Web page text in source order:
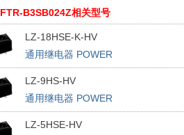
FTR-B3SB024Z相关型号
LZ-18HSE-K-HV
通用继电器 POWER
LZ-9HS-HV
通用继电器 POWER
LZ-5HSE-HV